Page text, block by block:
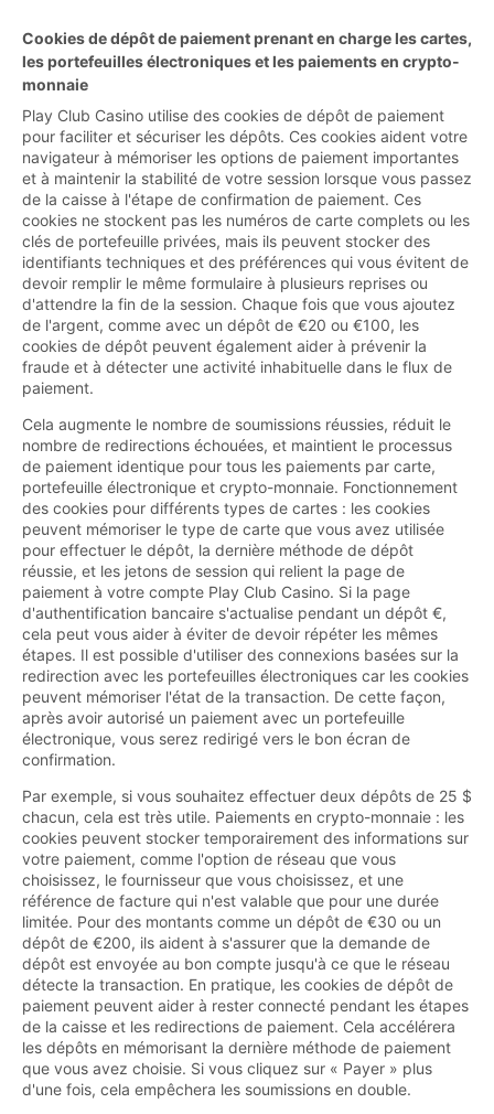
Cookies de dépôt de paiement prenant en charge les cartes,
les portefeuilles électroniques et les paiements en crypto-
monnaie
Play Club Casino utilise des cookies de dépôt de paiement
pour faciliter et sécuriser les dépôts. Ces cookies aident votre
navigateur à mémoriser les options de paiement importantes
et à maintenir la stabilité de votre session lorsque vous passez
de la caisse à l'étape de confirmation de paiement. Ces
cookies ne stockent pas les numéros de carte complets ou les
clés de portefeuille privées, mais ils peuvent stocker des
identifiants techniques et des préférences qui vous évitent de
devoir remplir le même formulaire à plusieurs reprises ou
d'attendre la fin de la session. Chaque fois que vous ajoutez
de l'argent, comme avec un dépôt de €20 ou €100, les
cookies de dépôt peuvent également aider à prévenir la
fraude et à détecter une activité inhabituelle dans le flux de
paiement.
Cela augmente le nombre de soumissions réussies, réduit le
nombre de redirections échouées, et maintient le processus
de paiement identique pour tous les paiements par carte,
portefeuille électronique et crypto-monnaie. Fonctionnement
des cookies pour différents types de cartes : les cookies
peuvent mémoriser le type de carte que vous avez utilisée
pour effectuer le dépôt, la dernière méthode de dépôt
réussie, et les jetons de session qui relient la page de
paiement à votre compte Play Club Casino. Si la page
d'authentification bancaire s'actualise pendant un dépôt €,
cela peut vous aider à éviter de devoir répéter les mêmes
étapes. Il est possible d'utiliser des connexions basées sur la
redirection avec les portefeuilles électroniques car les cookies
peuvent mémoriser l'état de la transaction. De cette façon,
après avoir autorisé un paiement avec un portefeuille
électronique, vous serez redirigé vers le bon écran de
confirmation.
Par exemple, si vous souhaitez effectuer deux dépôts de 25 $
chacun, cela est très utile. Paiements en crypto-monnaie : les
cookies peuvent stocker temporairement des informations sur
votre paiement, comme l'option de réseau que vous
choisissez, le fournisseur que vous choisissez, et une
référence de facture qui n'est valable que pour une durée
limitée. Pour des montants comme un dépôt de €30 ou un
dépôt de €200, ils aident à s'assurer que la demande de
dépôt est envoyée au bon compte jusqu'à ce que le réseau
détecte la transaction. En pratique, les cookies de dépôt de
paiement peuvent aider à rester connecté pendant les étapes
de la caisse et les redirections de paiement. Cela accélérera
les dépôts en mémorisant la dernière méthode de paiement
que vous avez choisie. Si vous cliquez sur « Payer » plus
d'une fois, cela empêchera les soumissions en double.